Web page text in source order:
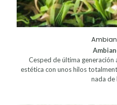
Cesped de última generación
estética con unos hilos
nada de